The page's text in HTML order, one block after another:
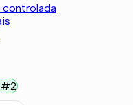
controlada
#2